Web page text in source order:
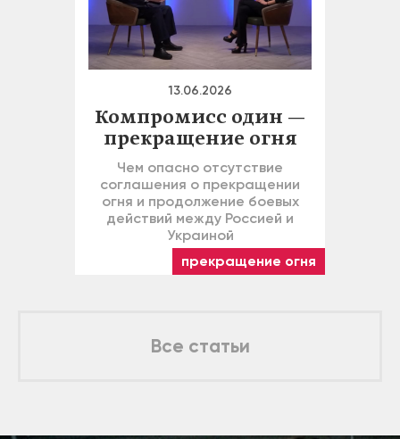
13.06.2026
Компромисс один —
прекращение огня
Чем опасно отсутствие
соглашения о прекращении
огня и продолжение боевых
действий между Россией и
Украиной
прекращение огня
Все статьи